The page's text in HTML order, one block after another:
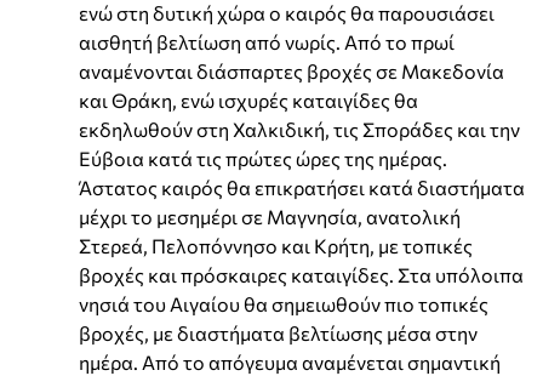
ενώ στη δυτική χώρα ο καιρός θα παρουσιάσει
αισθητή βελτίωση από νωρίς. Από το πρωί
αναμένονται διάσπαρτες βροχές σε Μακεδονία
και Θράκη, ενώ ισχυρές καταιγίδες θα
εκδηλωθούν στη Χαλκιδική, τις Σποράδες και την
Εύβοια κατά τις πρώτες ώρες της ημέρας.
Άστατος καιρός θα επικρατήσει κατά διαστήματα
μέχρι το μεσημέρι σε Μαγνησία, ανατολική
Στερεά, Πελοπόννησο και Κρήτη, με τοπικές
βροχές και πρόσκαιρες καταιγίδες. Στα υπόλοιπα
νησιά του Αιγαίου θα σημειωθούν πιο τοπικές
βροχές, με διαστήματα βελτίωσης μέσα στην
ημέρα. Από το απόγευμα αναμένεται σημαντική